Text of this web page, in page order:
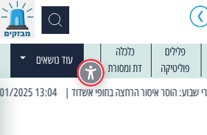
פלילים
כלכלה
פוליטיקה דת ומסורת
עוד נושאים
| 13:04 14/01/2025 עובדים בלילות: עבודות קרצוף וריבוד אספלט